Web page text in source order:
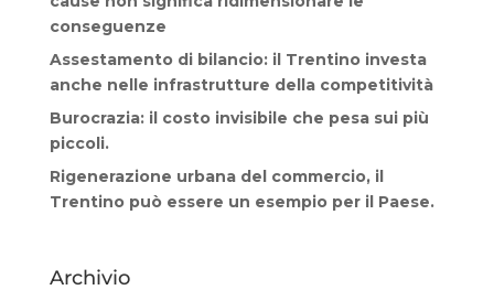
conseguenze
Assestamento di bilancio: il Trentino investa
anche nelle infrastrutture della competitività
Burocrazia: il costo invisibile che pesa sui più
piccoli.
Rigenerazione urbana del commercio, il
Trentino può essere un esempio per il Paese.
Archivio